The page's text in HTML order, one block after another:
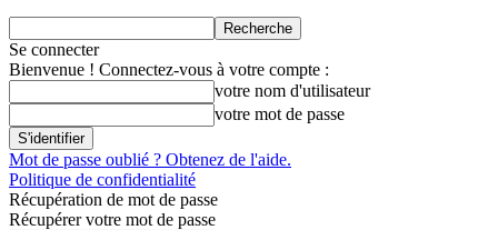
Se connecter
Bienvenue ! Connectez-vous à votre compte :
votre nom d'utilisateur
votre mot de passe
Mot de passe oublié ? Obtenez de l'aide.
Politique de confidentialité
Récupération de mot de passe
Récupérer votre mot de passe